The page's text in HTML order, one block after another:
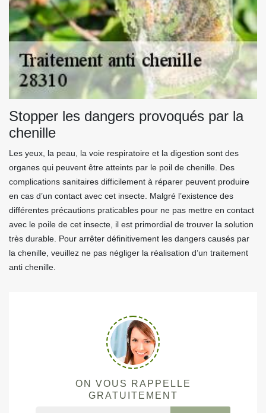
Stopper les dangers provoqués par la
chenille
Les yeux, la peau, la voie respiratoire et la digestion sont des
organes qui peuvent être atteints par le poil de chenille. Des
complications sanitaires difficilement à réparer peuvent produire
en cas d’un contact avec cet insecte. Malgré l’existence des
différentes précautions praticables pour ne pas mettre en contact
avec le poile de cet insecte, il est primordial de trouver la solution
très durable. Pour arrêter définitivement les dangers causés par
la chenille, veuillez ne pas négliger la réalisation d’un traitement
anti chenille.
ON VOUS RAPPELLE
GRATUITEMENT